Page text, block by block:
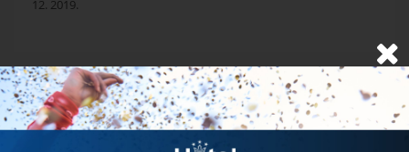
12. 2019.
NOVINKY
Objevujte Ostravu během svého pobytu